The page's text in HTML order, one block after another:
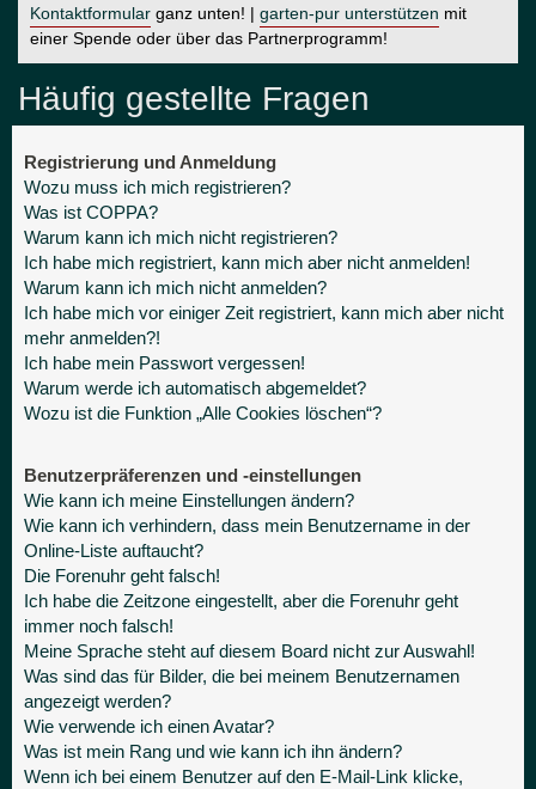
Kontaktformular ganz unten! | garten-pur unterstützen mit
einer Spende oder über das Partnerprogramm!
Häufig gestellte Fragen
Registrierung und Anmeldung
Wozu muss ich mich registrieren?
Was ist COPPA?
Warum kann ich mich nicht registrieren?
Ich habe mich registriert, kann mich aber nicht anmelden!
Warum kann ich mich nicht anmelden?
Ich habe mich vor einiger Zeit registriert, kann mich aber nicht
mehr anmelden?!
Ich habe mein Passwort vergessen!
Warum werde ich automatisch abgemeldet?
Wozu ist die Funktion „Alle Cookies löschen“?
Benutzerpräferenzen und -einstellungen
Wie kann ich meine Einstellungen ändern?
Wie kann ich verhindern, dass mein Benutzername in der
Online-Liste auftaucht?
Die Forenuhr geht falsch!
Ich habe die Zeitzone eingestellt, aber die Forenuhr geht
immer noch falsch!
Meine Sprache steht auf diesem Board nicht zur Auswahl!
Was sind das für Bilder, die bei meinem Benutzernamen
angezeigt werden?
Wie verwende ich einen Avatar?
Was ist mein Rang und wie kann ich ihn ändern?
Wenn ich bei einem Benutzer auf den E-Mail-Link klicke,